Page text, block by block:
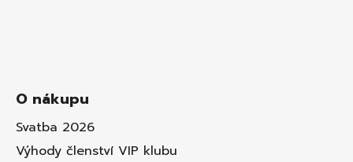
O nákupu
Svatba 2026
Výhody členství VIP klubu